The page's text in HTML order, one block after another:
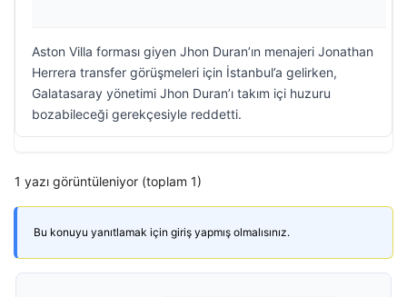
Aston Villa forması giyen Jhon Duran’ın menajeri Jonathan
Herrera transfer görüşmeleri için İstanbul’a gelirken,
Galatasaray yönetimi Jhon Duran’ı takım içi huzuru
bozabileceği gerekçesiyle reddetti.
1 yazı görüntüleniyor (toplam 1)
Bu konuyu yanıtlamak için giriş yapmış olmalısınız.